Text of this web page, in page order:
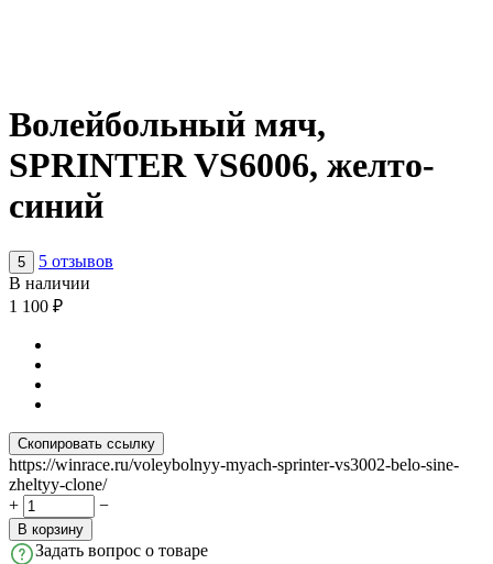
Волейбольный мяч,
SPRINTER VS6006, желто-
синий
5
5 отзывов
В наличии
1 100 ₽
Скопировать ссылку
https://winrace.ru/voleybolnyy-myach-sprinter-vs3002-belo-sine-
zheltyy-clone/
+
−
В корзину
Задать вопрос о товаре